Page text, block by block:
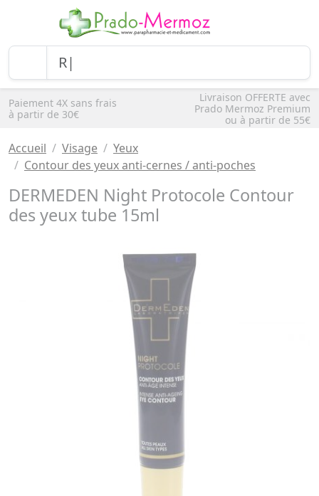
Paiement 4X sans frais
à partir de 30€
Livraison OFFERTE avec
Prado Mermoz Premium
ou à partir de 55€
Accueil Visage
Yeux
Contour des yeux anti-cernes / anti-poches
DERMEDEN Night Protocole Contour
des yeux tube 15ml